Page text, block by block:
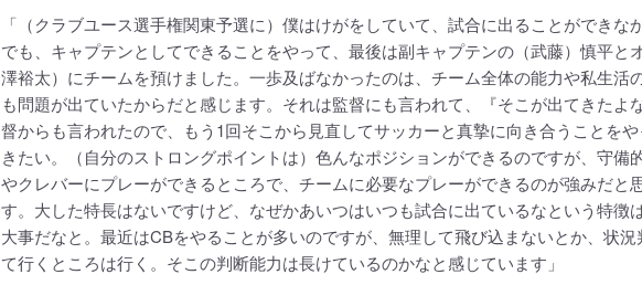
「（クラブユース選手権関東予選に）僕はけがをしていて、試合に出ることができなか
でも、キャプテンとしてできることをやって、最後は副キャプテンの（武藤）慎平と
澤裕太）にチームを預けました。一歩及ばなかったのは、チーム全体の能力や私生活
も問題が出ていたからだと感じます。それは監督にも言われて、『そこが出てきたよ
督からも言われたので、もう1回そこから見直してサッカーと真摯に向き合うことを
きたい。（自分のストロングポイントは）色んなポジションができるのですが、守備
やクレバーにプレーができるところで、チームに必要なプレーができるのが強みだと
す。大した特長はないですけど、なぜかあいつはいつも試合に出ているなという特徴
大事だなと。最近はCBをやることが多いのですが、無理して飛び込まないとか、状況
て行くところは行く。そこの判断能力は長けているのかなと感じています」